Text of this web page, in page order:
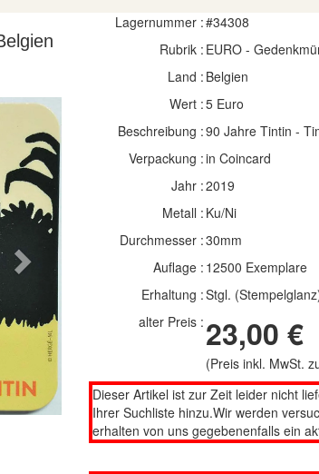
Next
Lagernummer :#34308
Rubrik : EURO -
Land : Belgien
Wert :5 Euro
Beschreibung :90 Jahre Tintin -
Verpackung :in Coincard
Jahr :2019
Metall : Ku/Ni
Durchmesser :30mm
Auflage : 12500 Exemplare
Erhaltung :Stgl.
alter Preis : 23,00 €
(Preis inkl. MwSt.
Dieser Artikel ist zur Zeit leider nicht
Ihrer Suchliste hinzu.Wir werden
erhalten von uns gegebenenfalls ein